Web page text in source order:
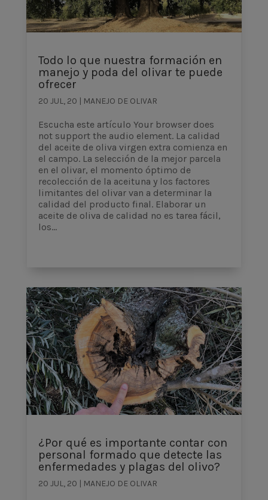
Todo lo que nuestra formación en
manejo y poda del olivar te puede
ofrecer
20 JUL, 20 | MANEJO DE OLIVAR
Escucha este artículo Your browser does
not support the audio element. La calidad
del aceite de oliva virgen extra comienza en
el campo. La selección de la mejor parcela
en el olivar, el momento óptimo de
recolección de la aceituna y los factores
limitantes del olivar van a determinar la
calidad del producto final. Elaborar un
aceite de oliva de calidad no es tarea fácil,
los...
¿Por qué es importante contar con
personal formado que detecte las
enfermedades y plagas del olivo?
20 JUL, 20 | MANEJO DE OLIVAR